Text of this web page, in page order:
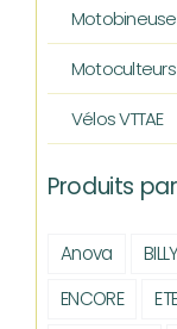
Motoculteurs
Vélos VTTAE
Produits
Anova
ENCORE